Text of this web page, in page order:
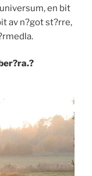
en bit
av n?got st?rre,